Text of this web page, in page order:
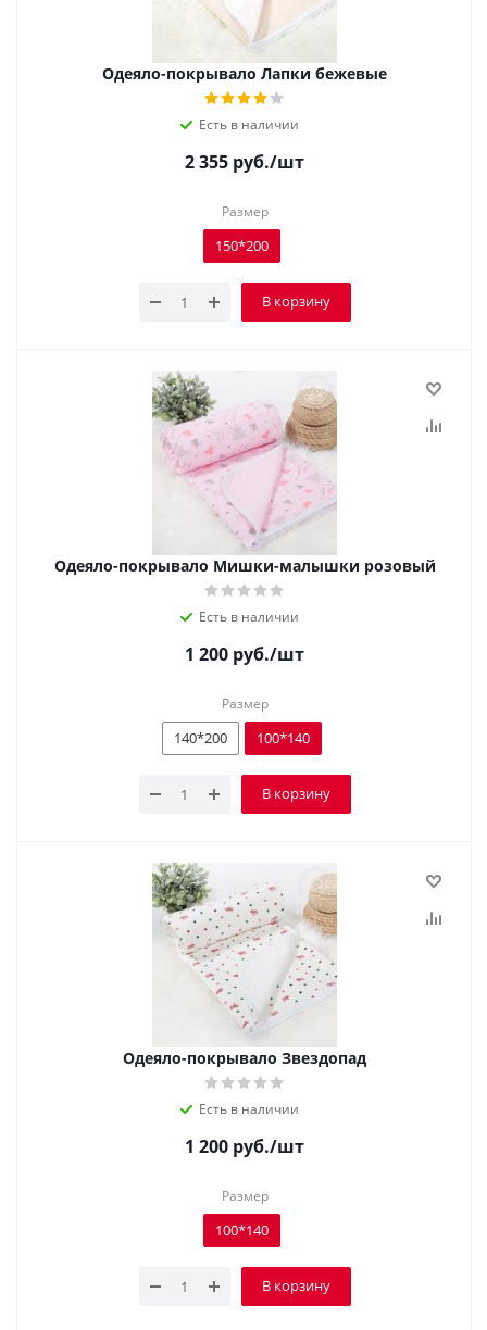
Одеяло-покрывало Лапки бежевые
Есть в наличии
2 355 руб./шт
Размер
150*200
В корзину
Одеяло-покрывало Мишки-малышки розовый
Есть в наличии
1 200 руб./шт
Размер
140*200 100*140
В корзину
Одеяло-покрывало Звездопад
Есть в наличии
1 200 руб./шт
Размер
100*140
В корзину